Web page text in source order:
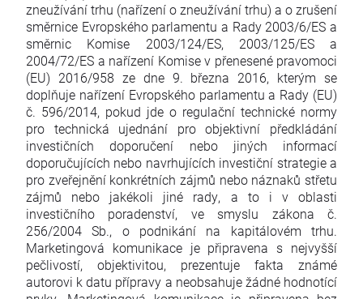
zneužívání trhu (nařízení o zneužívání trhu) a o zrušení
směrnice Evropského parlamentu a Rady 2003/6/ES a
směrnic Komise 2003/124/ES, 2003/125/ES a
2004/72/ES a nařízení Komise v přenesené pravomoci
(EU) 2016/958 ze dne 9. března 2016, kterým se
doplňuje nařízení Evropského parlamentu a Rady (EU)
č. 596/2014, pokud jde o regulační technické normy
pro technická ujednání pro objektivní předkládání
investičních doporučení nebo jiných informací
doporučujících nebo navrhujících investiční strategie a
pro zveřejnění konkrétních zájmů nebo náznaků střetu
zájmů nebo jakékoli jiné rady, a to i v oblasti
investičního poradenství, ve smyslu zákona č.
256/2004 Sb., o podnikání na kapitálovém trhu.
Marketingová komunikace je připravena s nejvyšší
pečlivostí, objektivitou, prezentuje fakta známé
autorovi k datu přípravy a neobsahuje žádné hodnotící